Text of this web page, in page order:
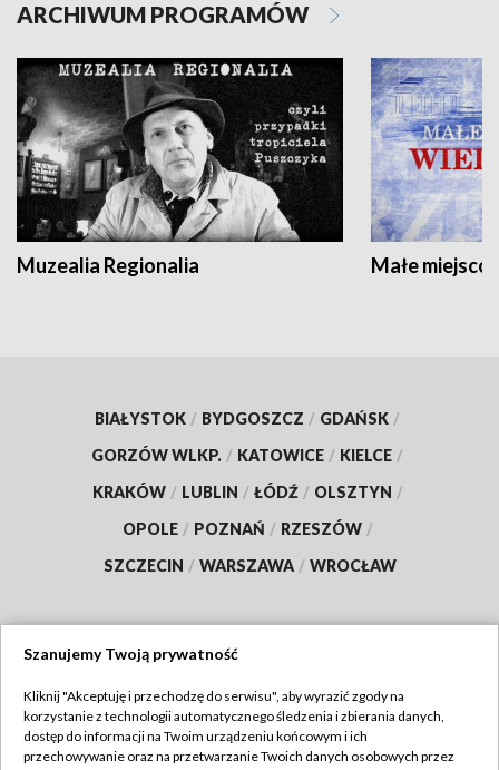
ARCHIWUM PROGRAMÓW
Muzealia Regionalia Małe
BIAŁYSTOK / BYDGOSZCZ / GDAŃSK /
GORZÓW WLKP. / KATOWICE / KIELCE /
KRAKÓW / LUBLIN / ŁÓDŹ / OLSZTYN /
OPOLE / POZNAŃ / RZESZÓW /
SZCZECIN / WARSZAWA / WROCŁAW
TVP
Abonament TVP
Regulamin TVP
Szanujemy Twoją prywatność
Kliknij "Akceptuję i przechodzę do serwisu", aby wyrazić zgody na
korzystanie z technologii automatycznego śledzenia i zbierania danych,
dostęp do informacji na Twoim urządzeniu końcowym i ich
przechowywanie oraz na przetwarzanie Twoich danych osobowych przez